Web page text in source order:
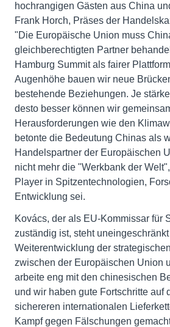
hochrangigen Gästen aus China
Frank Horch, Präses der
"Die Europäische Union muss
gleichberechtigten Partner
Hamburg Summit als fairer
Augenhöhe bauen wir neue
bestehende Beziehungen. Je
desto besser können wir
Herausforderungen wie den
betonte die Bedeutung Chinas als
Handelspartner der Europäischen
nicht mehr die "Werkbank der
Player in Spitzentechnologien,
Entwicklung sei.
Kovács, der als EU-Kommissar für
zuständig ist, steht
Weiterentwicklung der
zwischen der Europäischen Union
arbeite eng mit den chinesischen
und wir haben gute Fortschritte auf
sichereren internationalen
Kampf gegen Fälschungen